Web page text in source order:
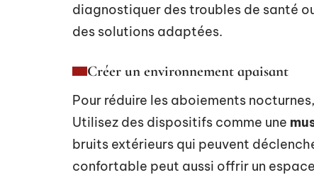
diagnostiquer des troubles de santé
des solutions adaptées.
Créer un environnement apaisant
Pour réduire les aboiements
Utilisez des dispositifs comme une
bruits extérieurs qui peuvent
confortable peut aussi offrir un